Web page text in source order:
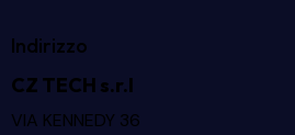
Indirizzo
CZ TECH s.r.l
VIA KENNEDY 36